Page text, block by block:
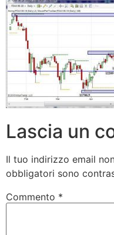
Lascia un
Il tuo indirizzo email
obbligatori sono
Commento *